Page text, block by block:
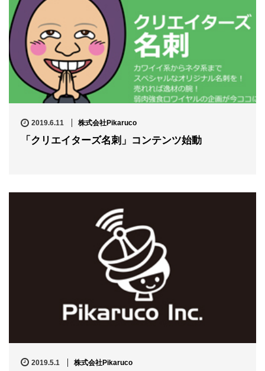
2019.6.11 株式会社Pikaruco
「クリエイターズ名刺」コンテンツ始動
2019.5.1 株式会社Pikaruco